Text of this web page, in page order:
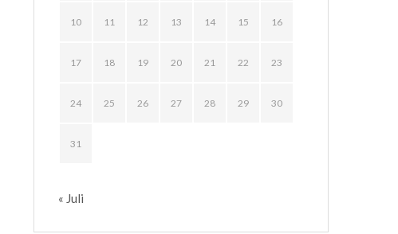
10 11 12 13 14 15 16
17 18 19 20 21 22 23
24 25 26 27 28 29 30
31
« Juli